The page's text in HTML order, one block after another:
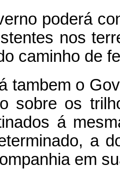
poderá
nos
caminho de
tambem o
sobre os
á
a
em